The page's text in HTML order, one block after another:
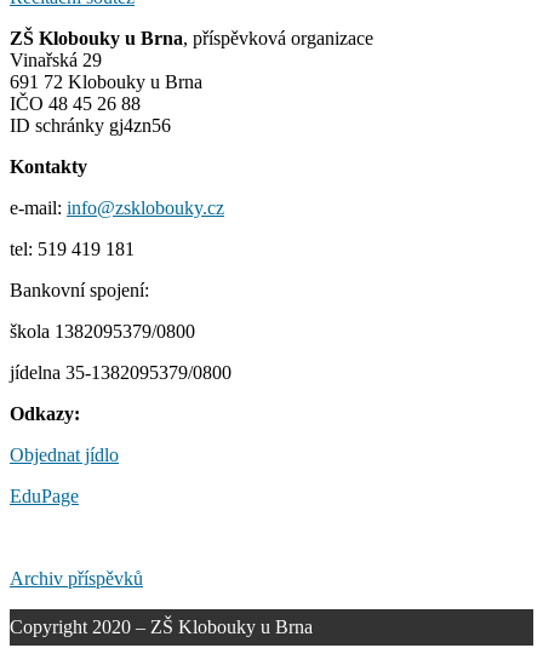
příspěvek
ZŠ Klobouky u Brna, příspěvková organizace
Vinařská 29
691 72 Klobouky u Brna
IČO 48 45 26 88
ID schránky gj4zn56
Kontakty
e-mail: info@zsklobouky.cz
tel: 519 419 181
Bankovní spojení:
škola 1382095379/0800
jídelna 35-1382095379/0800
Odkazy:
Objednat jídlo
EduPage
Archiv příspěvků
Copyright 2020 – ZŠ Klobouky u Brna